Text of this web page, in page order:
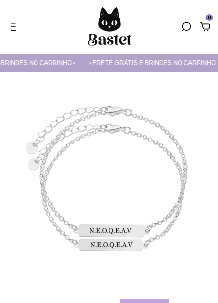
0
NO CARRINHO • • FRETE GRÁTIS E BRINDES NO CARRINHO •